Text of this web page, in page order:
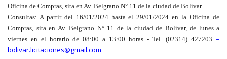
Oficina de Compras, sita en Av. Belgrano N° 11 de la ciudad de Bolívar.
Consultas: A partir del 16/01/2024 hasta el 29/01/2024 en la Oficina de
Compras, sita en Av. Belgrano N° 11 de la ciudad de Bolívar, de lunes a
viernes en el horario de 08:00 a 13:00 horas - Tel. (02314) 427203 –
bolivar.licitaciones@gmail.com